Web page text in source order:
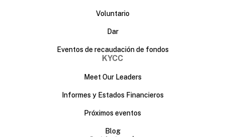
Voluntario
Dar
Eventos de recaudación de fondos
KYCC
Meet Our Leaders
Informes y Estados Financieros
Próximos eventos
Blog